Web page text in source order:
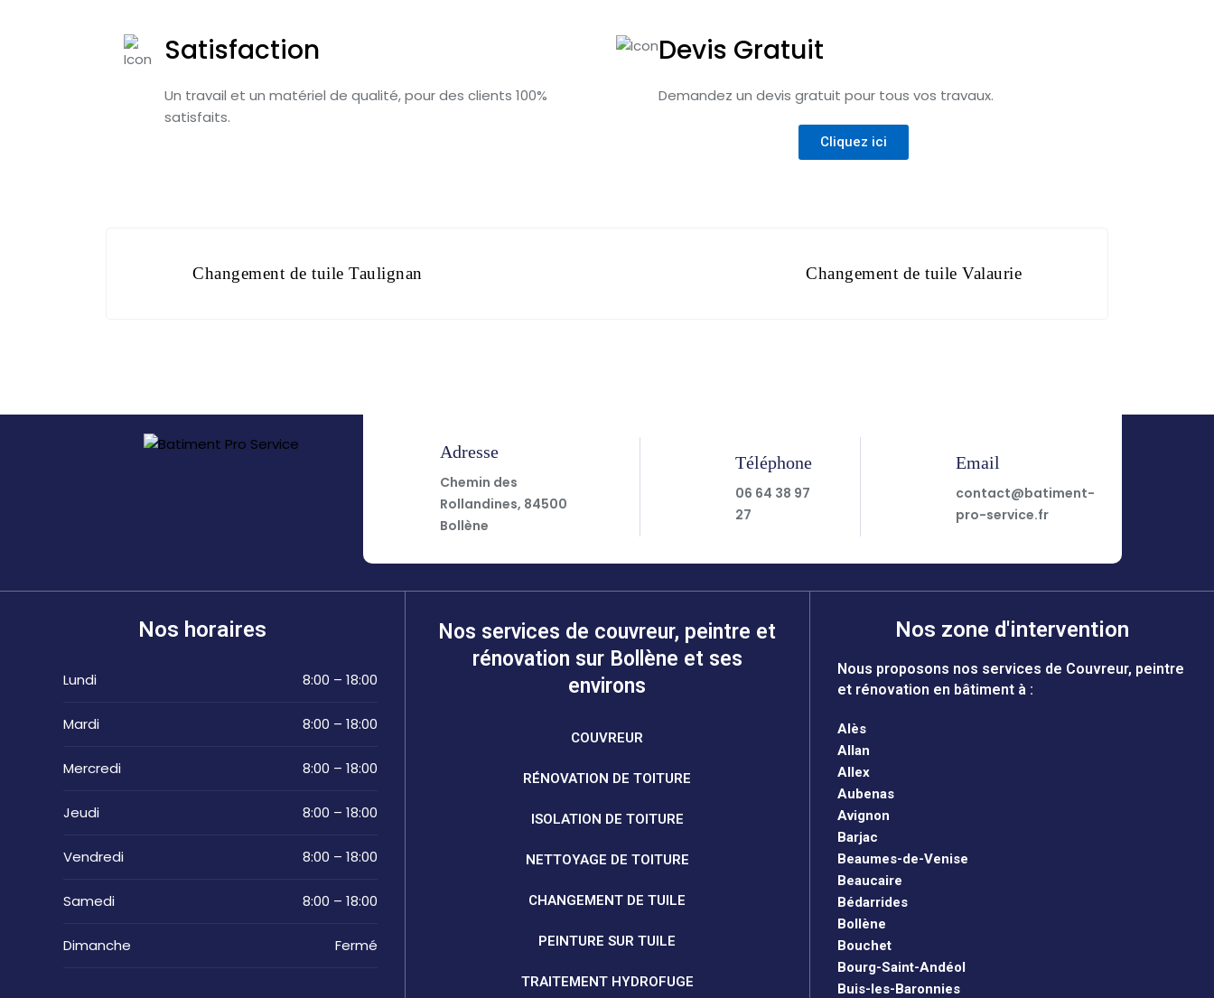
Satisfaction
Un travail et un matériel de qualité, pour des clients 100%
satisfaits.
Devis Gratuit
Demandez un devis gratuit pour tous vos travaux.
Cliquez ici
Changement de tuile Taulignan Changement de tuile Valaurie
Adresse
Chemin des
Rollandines, 84500
Bollène
Téléphone
06 64 38 97
27
Email
contact@batiment-
pro-service.fr
Nos horaires
Lundi 8:00 – 18:00
Mardi 8:00 – 18:00
Mercredi 8:00 – 18:00
Jeudi 8:00 – 18:00
Vendredi 8:00 – 18:00
Samedi 8:00 – 18:00
Dimanche Fermé
Nos services de couvreur, peintre et
rénovation sur Bollène et ses
environs
COUVREUR
RÉNOVATION DE TOITURE
ISOLATION DE TOITURE
NETTOYAGE DE TOITURE
CHANGEMENT DE TUILE
PEINTURE SUR TUILE
TRAITEMENT HYDROFUGE
Nos zone d'intervention
Nous proposons nos services de Couvreur, peintre
et rénovation en bâtiment à :
Alès
Allan
Allex
Aubenas
Avignon
Barjac
Beaumes-de-Venise
Beaucaire
Bédarrides
Bollène
Bouchet
Bourg-Saint-Andéol
Buis-les-Baronnies